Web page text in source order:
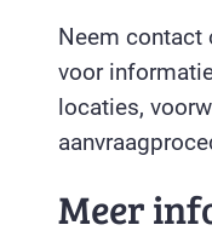
Neem contact
voor
locaties,
Meer